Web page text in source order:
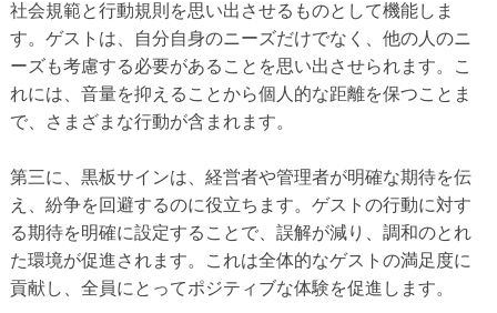
社会規範と行動規則を思い出させるものとして機能しま
す。ゲストは、自分自身のニーズだけでなく、他の人のニ
ーズも考慮する必要があることを思い出させられます。こ
れには、音量を抑えることから個人的な距離を保つことま
で、さまざまな行動が含まれます。
第三に、黒板サインは、経営者や管理者が明確な期待を伝
え、紛争を回避するのに役立ちます。ゲストの行動に対す
る期待を明確に設定することで、誤解が減り、調和のとれ
た環境が促進されます。これは全体的なゲストの満足度に
貢献し、全員にとってポジティブな体験を促進します。